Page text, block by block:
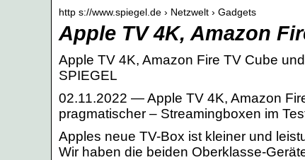
http s://www.spiegel.de › Netzwelt › Gadgets
Apple TV 4K, Amazon
Apple TV 4K, Amazon Fire TV Cube
SPIEGEL
02.11.2022 — Apple TV 4K, Amazon
pragmatischer – Streamingboxen im
Apples neue TV-Box ist kleiner und
Wir haben die beiden Oberklasse-